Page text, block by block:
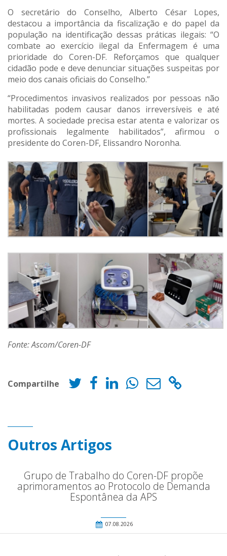
O secretário do Conselho, Alberto César Lopes,
destacou a importância da fiscalização e do papel da
população na identificação dessas práticas ilegais: “O
combate ao exercício ilegal da Enfermagem é uma
prioridade do Coren-DF. Reforçamos que qualquer
cidadão pode e deve denunciar situações suspeitas por
meio dos canais oficiais do Conselho.”
“Procedimentos invasivos realizados por pessoas não
habilitadas podem causar danos irreversíveis e até
mortes. A sociedade precisa estar atenta e valorizar os
profissionais legalmente habilitados”, afirmou o
presidente do Coren-DF, Elissandro Noronha.
Fonte: Ascom/Coren-DF
Compartilhe
Outros Artigos
Grupo de Trabalho do Coren-DF propõe
aprimoramentos ao Protocolo de Demanda
Espontânea da APS
07.08.2026